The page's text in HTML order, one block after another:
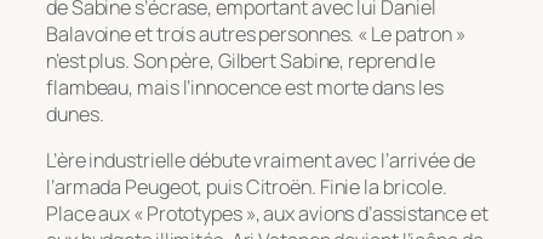
de Sabine s’écrase, emportant avec lui Daniel
Balavoine et trois autres personnes. « Le patron »
n’est plus. Son père, Gilbert Sabine, reprend le
flambeau, mais l’innocence est morte dans les
dunes.
L’ère industrielle débute vraiment avec l’arrivée de
l’armada Peugeot, puis Citroën. Finie la bricole.
Place aux « Prototypes », aux avions d’assistance et